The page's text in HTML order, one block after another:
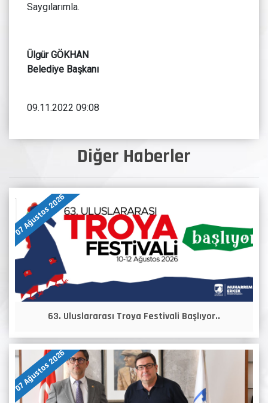
Diğer Haberler
07 Ağustos 2026
63. Uluslararası Troya Festivali Başlıyor..
07 Ağustos 2026
Saygılarımla.
Ülgür GÖKHAN
Belediye Başkanı
09.11.2022 09:08